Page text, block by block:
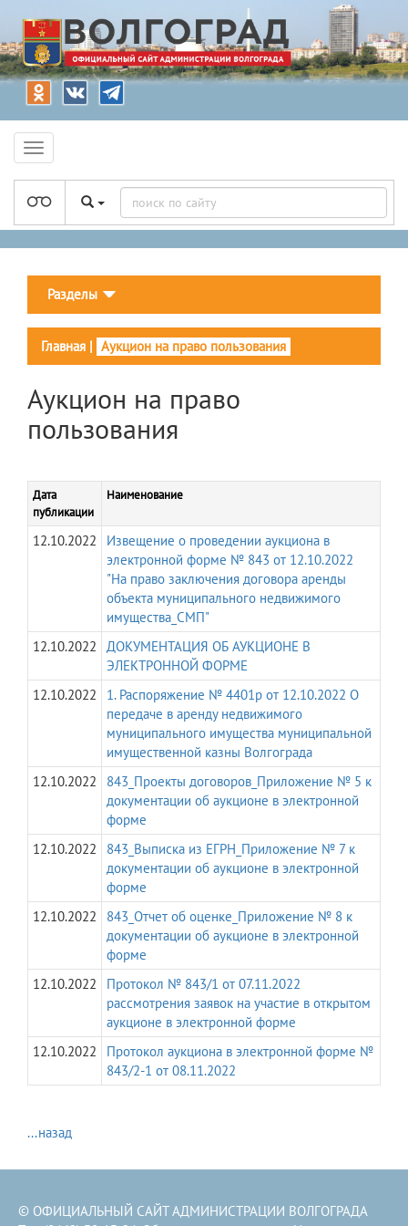
Разделы
Главная | Аукцион на право пользования
Аукцион на право
пользования
Дата
публикации
Наименование
12.10.2022
Извещение о проведении аукциона в
электронной форме № 843 от 12.10.2022
"На право заключения договора аренды
объекта муниципального недвижимого
имущества_СМП"
12.10.2022
ДОКУМЕНТАЦИЯ ОБ АУКЦИОНЕ В
ЭЛЕКТРОННОЙ ФОРМЕ
12.10.2022
1. Распоряжение № 4401р от 12.10.2022 О
передаче в аренду недвижимого
муниципального имущества муниципальной
имущественной казны Волгограда
12.10.2022
843_Проекты договоров_Приложение № 5 к
документации об аукционе в электронной
форме
12.10.2022
843_Выписка из ЕГРН_Приложение № 7 к
документации об аукционе в электронной
форме
12.10.2022
843_Отчет об оценке_Приложение № 8 к
документации об аукционе в электронной
форме
12.10.2022
Протокол № 843/1 от 07.11.2022
рассмотрения заявок на участие в открытом
аукционе в электронной форме
12.10.2022
Протокол аукциона в электронной форме №
843/2-1 от 08.11.2022
...назад
© ОФИЦИАЛЬНЫЙ САЙТ АДМИНИСТРАЦИИ ВОЛГОГРАДА